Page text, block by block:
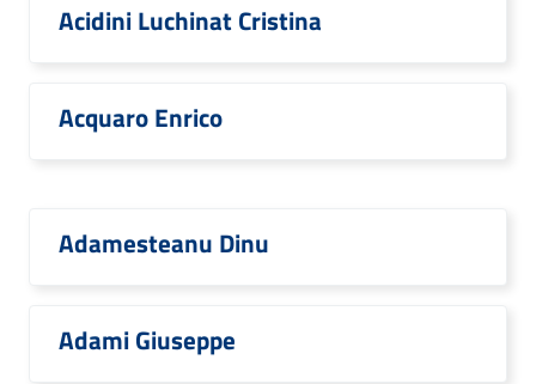
Acidini Luchinat Cristina
Acquaro Enrico
Adamesteanu Dinu
Adami Giuseppe